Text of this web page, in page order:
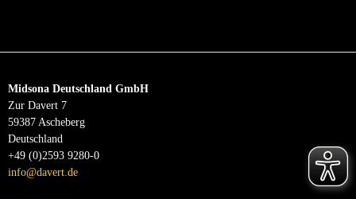
Midsona Deutschland GmbH
Zur Davert 7
59387 Ascheberg
Deutschland
+49 (0)2593 9280-0
info@davert.de